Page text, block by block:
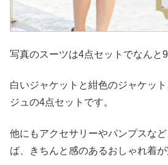
写真のスーツは4点セットでなんと
白いジャケットと紺色のジャケッ
ジュの4点セットです。
他にもアクセサリーやパンプスな
ば、きちんと感のあるおしゃれ着が